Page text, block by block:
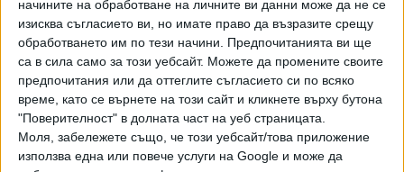
начините на обработване на личните ви данни може да не се
изисква съгласието ви, но имате право да възразите срещу
обработването им по тези начини. Предпочитанията ви ще
са в сила само за този уебсайт. Можете да промените своите
предпочитания или да оттеглите съгласието си по всяко
време, като се върнете на този сайт и кликнете върху бутона
"Поверителност" в долната част на уеб страницата.
Моля, забележете също, че този уебсайт/това приложение
използва една или повече услуги на Google и може да
дирекция ГРАО към регионалното министерство, също
както останалите кандидати, и нередности не са били
открити. Достатъчно било, че според подадените от
движението документи Пеевски има постоянен и
настоящ адрес в България, смятат в ЦИК.
Миналата седмица от БОЕЦ внесоха касационна жалба
във ВАС срещу отказа на ЦИК да се задейства. „Има